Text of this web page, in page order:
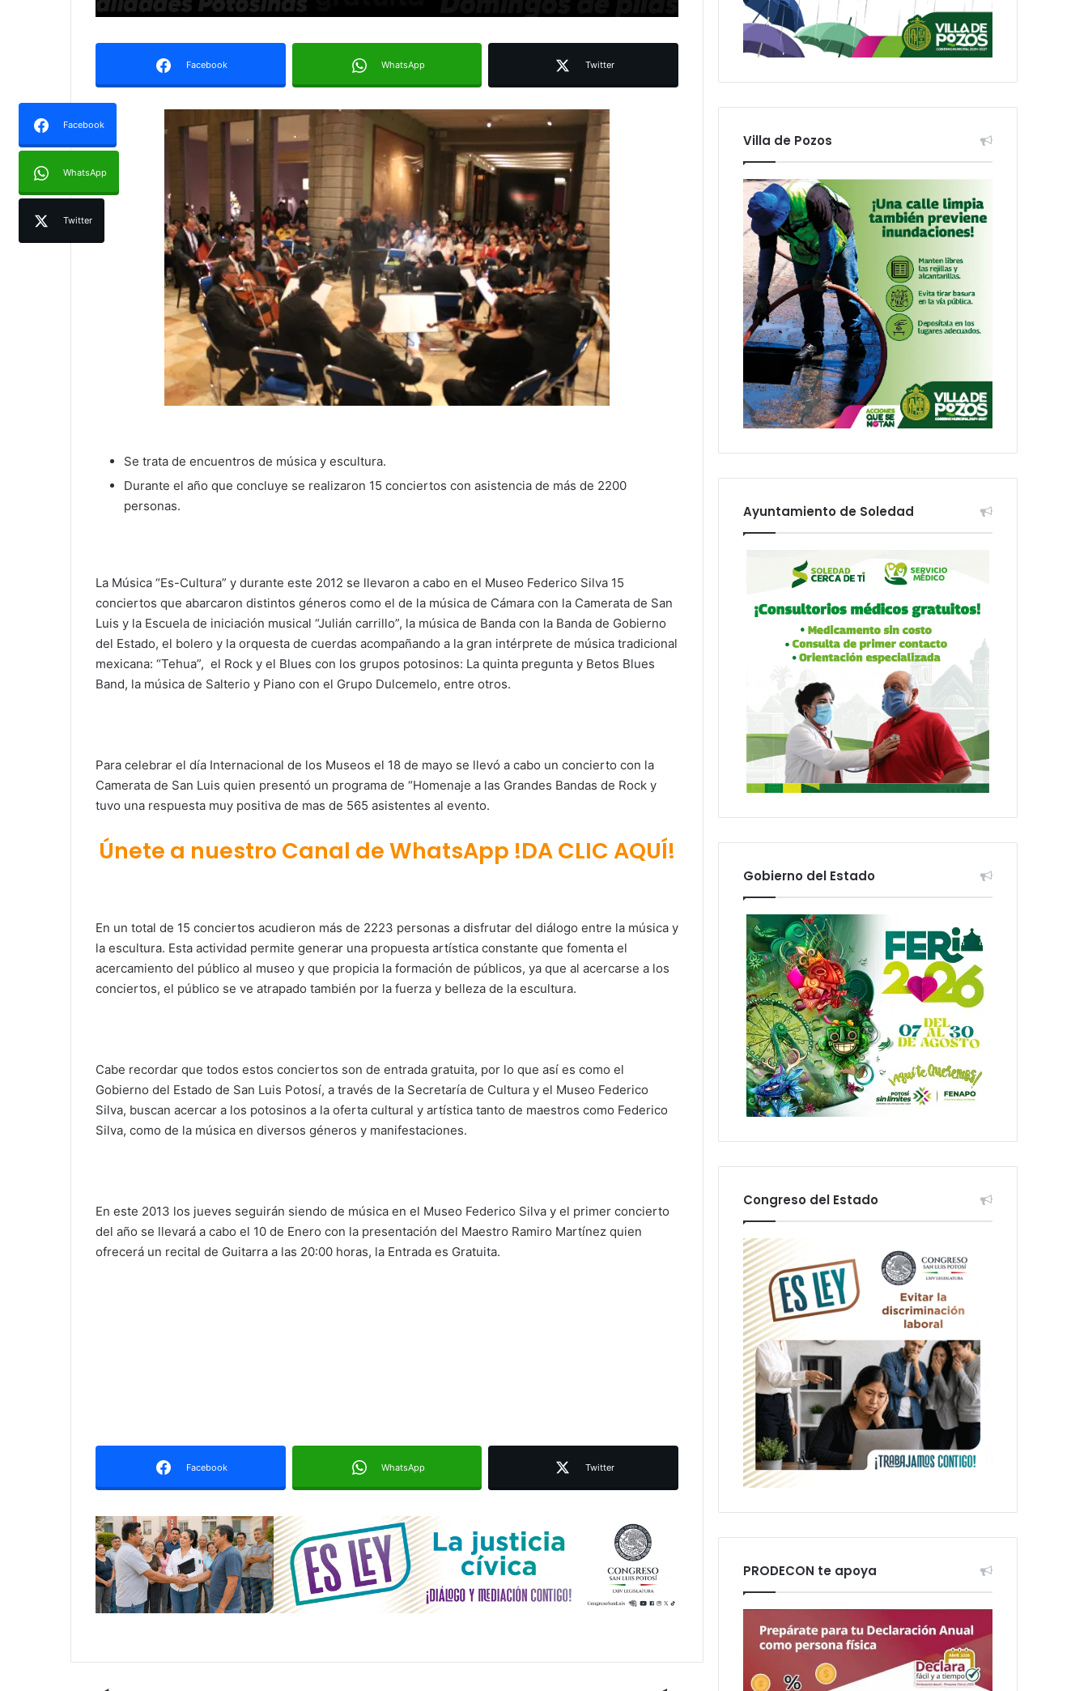
Facebook WhatsApp Twitter
Facebook
WhatsApp
Twitter
Se trata de encuentros de música y escultura.
Durante el año que concluye se realizaron 15 conciertos con asistencia de más de 2200
personas.
La Música “Es-Cultura” y durante este 2012 se llevaron a cabo en el Museo Federico Silva 15
conciertos que abarcaron distintos géneros como el de la música de Cámara con la Camerata de San
Luis y la Escuela de iniciación musical “Julián carrillo”, la música de Banda con la Banda de Gobierno
del Estado, el bolero y la orquesta de cuerdas acompañando a la gran intérprete de música tradicional
mexicana: “Tehua”, el Rock y el Blues con los grupos potosinos: La quinta pregunta y Betos Blues
Band, la música de Salterio y Piano con el Grupo Dulcemelo, entre otros.
Para celebrar el día Internacional de los Museos el 18 de mayo se llevó a cabo un concierto con la
Camerata de San Luis quien presentó un programa de “Homenaje a las Grandes Bandas de Rock y
tuvo una respuesta muy positiva de mas de 565 asistentes al evento.
Únete a nuestro Canal de WhatsApp !DA CLIC AQUÍ!
En un total de 15 conciertos acudieron más de 2223 personas a disfrutar del diálogo entre la música y
la escultura. Esta actividad permite generar una propuesta artística constante que fomenta el
acercamiento del público al museo y que propicia la formación de públicos, ya que al acercarse a los
conciertos, el público se ve atrapado también por la fuerza y belleza de la escultura.
Cabe recordar que todos estos conciertos son de entrada gratuita, por lo que así es como el
Gobierno del Estado de San Luis Potosí, a través de la Secretaría de Cultura y el Museo Federico
Silva, buscan acercar a los potosinos a la oferta cultural y artística tanto de maestros como Federico
Silva, como de la música en diversos géneros y manifestaciones.
En este 2013 los jueves seguirán siendo de música en el Museo Federico Silva y el primer concierto
del año se llevará a cabo el 10 de Enero con la presentación del Maestro Ramiro Martínez quien
ofrecerá un recital de Guitarra a las 20:00 horas, la Entrada es Gratuita.
Facebook WhatsApp Twitter
Gobierno del Estado
llegada tras renunciar al PRI
Carlos Arreola pide a morenistas no
adelantarse y denuncia guerra de
bots rumbo a 2027
Villa de Pozos
Ayuntamiento de Soledad
Gobierno del Estado
Congreso del Estado
PRODECON te apoya